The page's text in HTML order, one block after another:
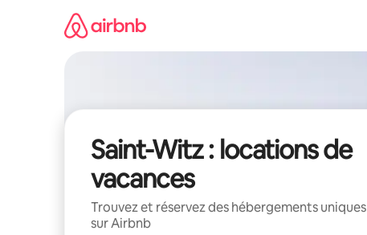
Saint-Witz : locations de
vacances
Trouvez et réservez des hébergements uniques
sur Airbnb